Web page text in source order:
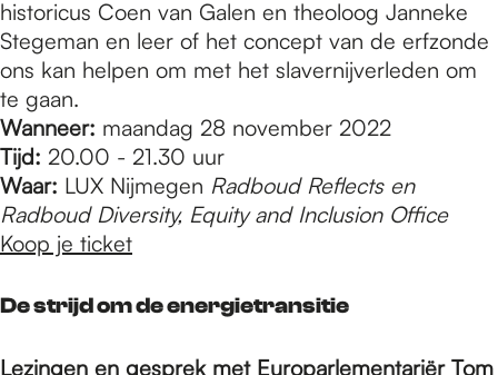
historicus Coen van Galen en theoloog Janneke
Stegeman en leer of het concept van de erfzonde
ons kan helpen om met het slavernijverleden om
te gaan.
Wanneer: maandag 28 november 2022
Tijd: 20.00 - 21.30 uur
Waar: LUX Nijmegen Radboud Reflects en
Radboud Diversity, Equity and Inclusion Office
Koop je ticket
De strijd om de energietransitie
Lezingen en gesprek met Europarlementariër Tom